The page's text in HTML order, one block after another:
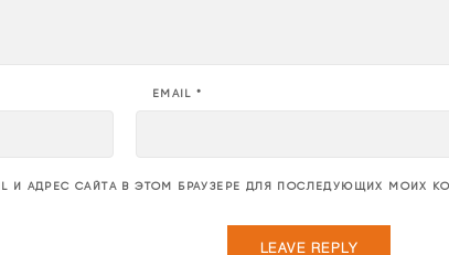
EMAIL*
И АДРЕС САЙТА В ЭТОМ БРАУЗЕРЕ ДЛЯ ПОСЛЕДУЮЩИХ МОИХ